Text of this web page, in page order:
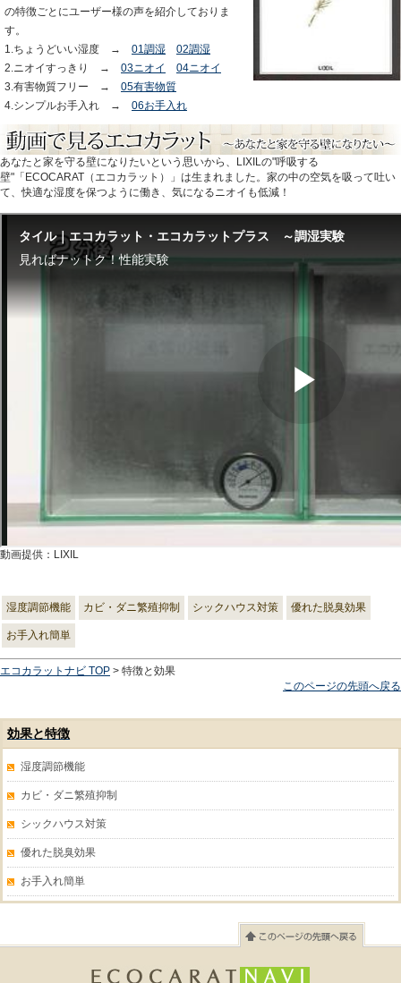
の特徴ごとにユーザー様の声を紹介しておりま
す。
1.ちょうどいい湿度 → 01調湿
02調湿
2.ニオイすっきり → 03ニオイ
04ニオイ
3.有害物質フリー → 05有害物質
4.シンプルお手入れ → 06お手入れ
あなたと家を守る壁になりたいという思いから、LIXILの"呼吸する
壁"「ECOCARAT（エコカラット）」は生まれました。家の中の空気を吸って吐い
て、快適な湿度を保つように働き、気になるニオイも低減！
動画提供：LIXIL
湿度調節機能 カビ・ダニ繁殖抑制 シックハウス対策 優れた脱臭効果
お手入れ簡単
エコカラットナビ TOP > 特徴と効果
このページの先頭へ戻る
効果と特徴
湿度調節機能
カビ・ダニ繁殖抑制
シックハウス対策
優れた脱臭効果
お手入れ簡単